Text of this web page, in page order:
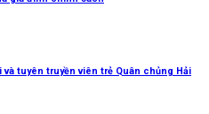
tuyên truyền viên trẻ Quân chủng Hải